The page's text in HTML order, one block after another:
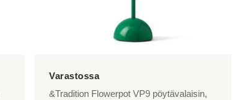
&Tradition Flowerpot VP9 pöytävalaisin,